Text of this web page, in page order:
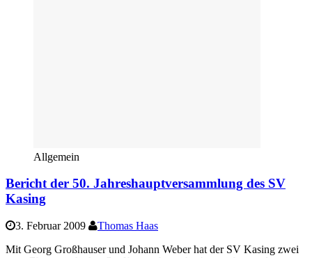
Allgemein
Bericht der 50. Jahreshauptversammlung des SV
Kasing
3. Februar 2009
Thomas Haas
Mit Georg Großhauser und Johann Weber hat der SV Kasing zwei